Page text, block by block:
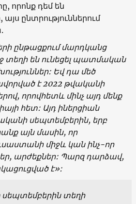
որոնք դեմ են
ընտրություններում
ընթացքում մարդկանց
տեղի են ունեցել պատմական
Եվ դա մեծ
է 2022 թվականի
որովհետև մինչ այդ մենք
հետ: Այդ իներցիան
սեպտեմբերին, երբ
այն մասին, որ
միջև կան ինչ-որ
արժեքներ: Պարզ դարձավ,
է»:
տեղի